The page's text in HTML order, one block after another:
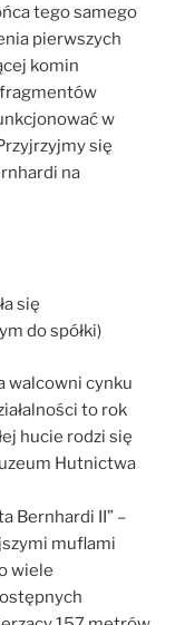
tego samego
pierwszych
komin
fragmentów
w
się
na
się
do spółki)
walcowni cynku
to rok
hucie rodzi się
Hutnictwa
Bernhardi II” –
muflami
wiele